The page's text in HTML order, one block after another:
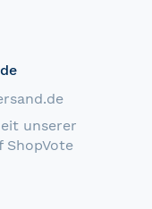
unserer
ShopVote